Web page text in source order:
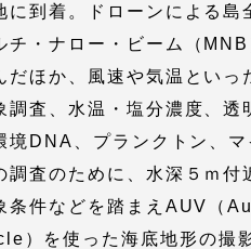
に到着。ドローンによる島
チ・ナロー・ビーム（
だほか、風速や気温といっ
調査、水温・塩分濃度、透
境DNA、プランクトン、
調査のために、水深５ｍ付
条件などを踏まえAUV（
）を使った海底地形の撮
組